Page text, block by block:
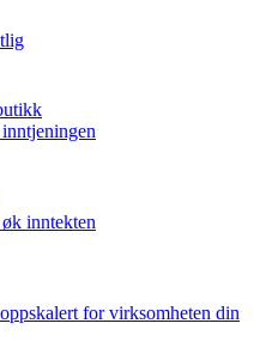
inntekten
for virksomheten din